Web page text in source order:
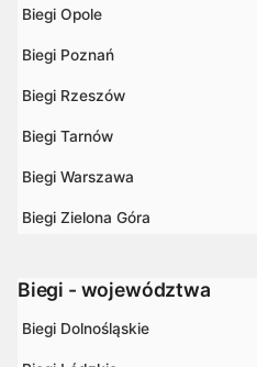
Biegi Opole
Biegi Poznań
Biegi Rzeszów
Biegi Tarnów
Biegi Warszawa
Biegi Zielona Góra
Biegi - województwa
Biegi Dolnośląskie